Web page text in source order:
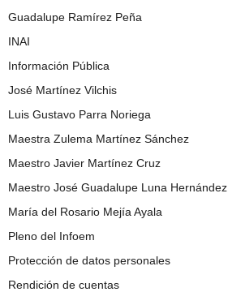
Guadalupe Ramírez Peña
INAI
Información Pública
José Martínez Vilchis
Luis Gustavo Parra Noriega
Maestra Zulema Martínez Sánchez
Maestro Javier Martínez Cruz
Maestro José Guadalupe Luna Hernández
María del Rosario Mejía Ayala
Pleno del Infoem
Protección de datos personales
Rendición de cuentas